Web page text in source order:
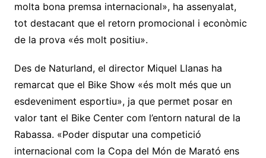
molta bona premsa internacional», ha assenyalat,
tot destacant que el retorn promocional i econòmic
de la prova «és molt positiu».
Des de Naturland, el director Miquel Llanas ha
remarcat que el Bike Show «és molt més que un
esdeveniment esportiu», ja que permet posar en
valor tant el Bike Center com l’entorn natural de la
Rabassa. «Poder disputar una competició
internacional com la Copa del Món de Marató ens